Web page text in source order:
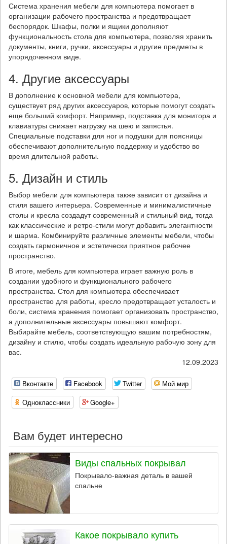
Система хранения мебели для компьютера помогает в
организации рабочего пространства и предотвращает
беспорядок. Шкафы, полки и ящики дополняют
функциональность стола для компьютера, позволяя хранить
документы, книги, ручки, аксессуары и другие предметы в
упорядоченном виде.
4. Другие аксессуары
В дополнение к основной мебели для компьютера,
существует ряд других аксессуаров, которые помогут создать
еще больший комфорт. Например, подставка для монитора и
клавиатуры снижает нагрузку на шею и запястья.
Специальные подставки для ног и подушки для поясницы
обеспечивают дополнительную поддержку и удобство во
время длительной работы.
5. Дизайн и стиль
Выбор мебели для компьютера также зависит от дизайна и
стиля вашего интерьера. Современные и минималистичные
столы и кресла создадут современный и стильный вид, тогда
как классические и ретро-стили могут добавить элегантности
и шарма. Комбинируйте различные элементы мебели, чтобы
создать гармоничное и эстетически приятное рабочее
пространство.
В итоге, мебель для компьютера играет важную роль в
создании удобного и функционального рабочего
пространства. Стол для компьютера обеспечивает
пространство для работы, кресло предотвращает усталость и
боли, система хранения помогает организовать пространство,
а дополнительные аксессуары повышают комфорт.
Выбирайте мебель, соответствующую вашим потребностям,
дизайну и стилю, чтобы создать идеальную рабочую зону для
вас.
12.09.2023
Вконтакте Facebook Twitter
Мой мир
Одноклассники
Google+
Вам будет интересно
Виды спальных покрывал
Покрывало-важная деталь в вашей
спальне
Какое покрывало купить